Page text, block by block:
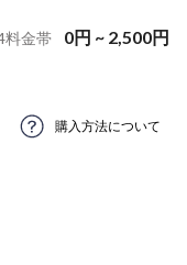
料金帯 0円 ~ 2,500円
購入方法について